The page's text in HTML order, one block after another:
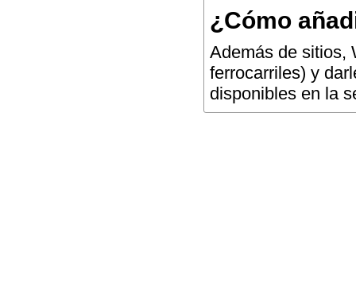
¿Cómo
Además de sitios,
ferrocarriles) y
disponibles en la